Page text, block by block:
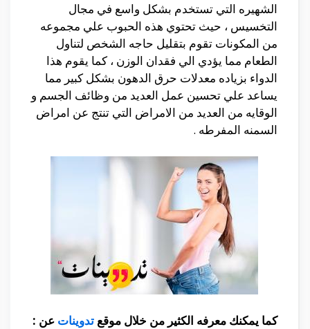
الشهيره التي تستخدم بشكل واسع في مجال
التخسيس ، حيث تحتوي هذه الحبوب علي مجموعه
من المكونات تقوم بتقليل حاجه الشخص لتناول
الطعام مما يؤدي الي فقدان الوزن ، كما يقوم هذا
الدواء بزياده معدلات حرق الدهون بشكل كبير مما
يساعد علي تحسين عمل العديد من وظائف الجسم و
الوقايه من العديد من الامراض التي تنتج عن امراض
السمنه المفرطه .
كما يمكنك معرفه الكثير من خلال موقع تدوينات عن :